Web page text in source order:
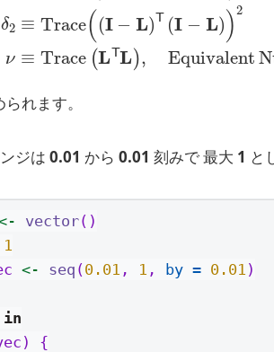
れます。
ジは 0.01 から 0.01 刻みで 最大 1 と
vector()
1
<- seq (0.01 , 1 , by = 0.01 )
in
{